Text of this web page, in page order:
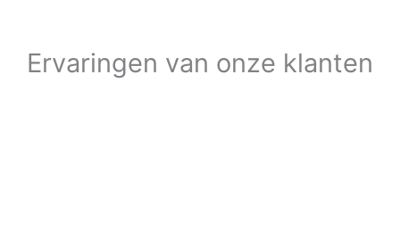
Ervaringen van onze klanten